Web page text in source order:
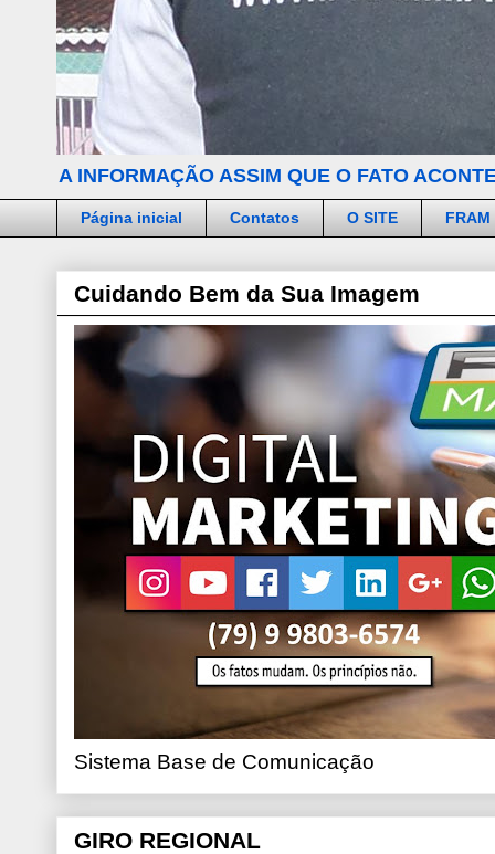
A INFORMAÇÃO ASSIM QUE O FATO
Página inicial Contatos O SITE FRAM
Cuidando Bem da Sua Imagem
Sistema Base de Comunicação
GIRO REGIONAL